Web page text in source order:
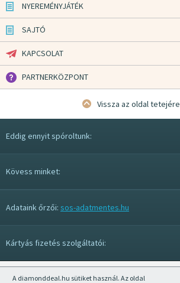
A diamonddeal.hu sütiket használ. Az oldal
NYEREMÉNYJÁTÉK
SAJTÓ
KAPCSOLAT
PARTNERKÖZPONT
Vissza az oldal tetejére
Eddig ennyit spóroltunk:
Kövess minket:
Adataink őrzői: sos-adatmentes.hu
Kártyás fizetés szolgáltatói: